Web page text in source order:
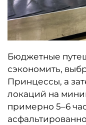
Бюджетные
сэкономить,
Принцессы, а
локаций на
примерно 5–6